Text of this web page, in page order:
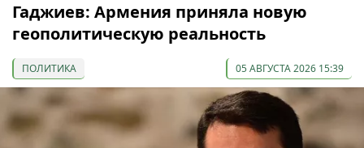
Гаджиев: Армения приняла новую
геополитическую реальность
ПОЛИТИКА 05 АВГУСТА 2026 15:39